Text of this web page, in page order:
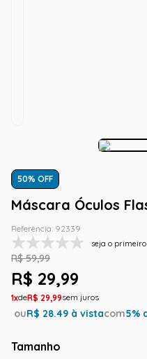
50% OFF
Máscara Óculos
Referência: 92339
seja o
R$ 59,99
R$ 29,99
1 R$ 29,99
ouR$ 28.49 à vistacom5%
Tamanho